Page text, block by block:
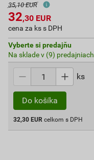
35,10 EUR
32,30 EUR
cena za ks s DPH
Vyberte si predajňu
Na sklade v (9) predajniach
ks
Do košíka
32,30 EUR celkom s DPH